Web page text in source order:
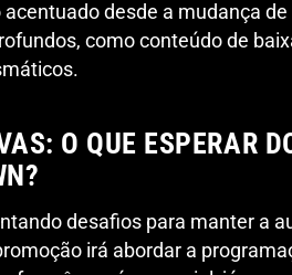
desde a mudança
como conteúdo de
O QUE ESPERAR
desafios para manter a
irá abordar a